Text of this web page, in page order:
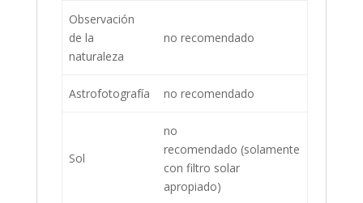
Observación
de la
naturaleza
no recomendado
Astrofotografía no recomendado
Sol
no
recomendado (solamente
con filtro solar
apropiado)